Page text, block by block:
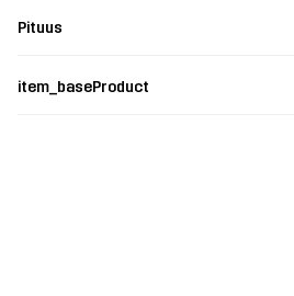
Pituus
item_baseProduct